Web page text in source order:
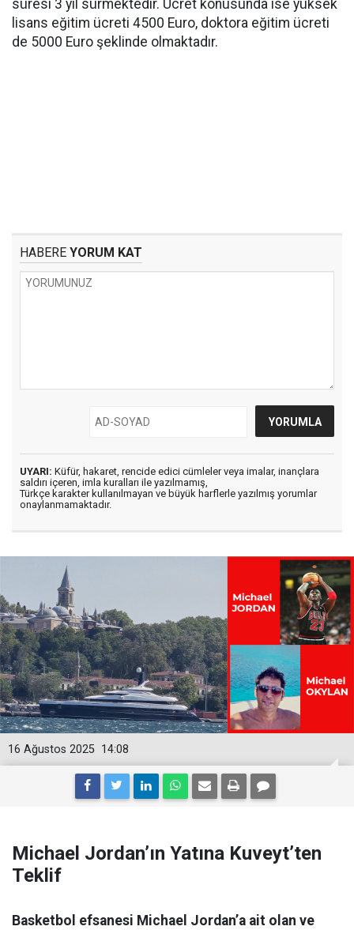
süresi 3 yıl sürmektedir. Ücret konusunda ise yüksek
lisans eğitim ücreti 4500 Euro, doktora eğitim ücreti
de 5000 Euro şeklinde olmaktadır.
HABERE YORUM KAT
UYARI: Küfür, hakaret, rencide edici cümleler veya imalar, inançlara
saldırı içeren, imla kuralları ile yazılmamış,
Türkçe karakter kullanılmayan ve büyük harflerle yazılmış yorumlar
onaylanmamaktadır.
14:08
16 Ağustos 2025
Michael Jordan’ın Yatına Kuveyt’ten
Teklif
Basketbol efsanesi Michael Jordan’a ait olan ve